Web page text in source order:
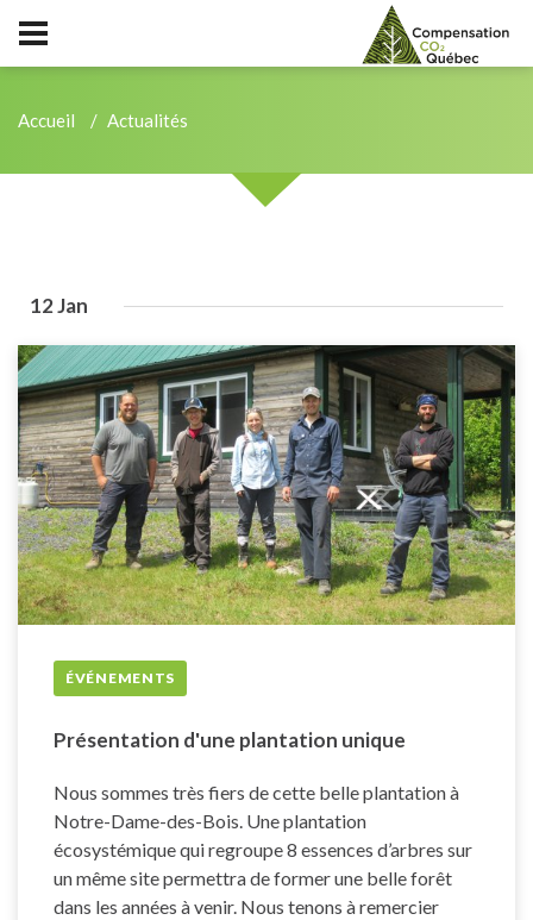
Accueil Actualités
12 Jan
ÉVÉNEMENTS
Présentation d'une plantation unique
Nous sommes très fiers de cette belle plantation à
Notre-Dame-des-Bois. Une plantation
écosystémique qui regroupe 8 essences d’arbres sur
un même site permettra de former une belle forêt
dans les années à venir. Nous tenons à remercier